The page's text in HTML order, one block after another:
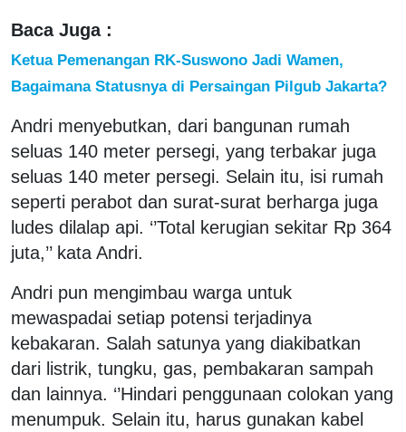
Baca Juga :
Ketua Pemenangan RK-Suswono Jadi Wamen,
Bagaimana Statusnya di Persaingan Pilgub Jakarta?
Andri menyebutkan, dari bangunan rumah
seluas 140 meter persegi, yang terbakar juga
seluas 140 meter persegi. Selain itu, isi rumah
seperti perabot dan surat-surat berharga juga
ludes dilalap api. ‘’Total kerugian sekitar Rp 364
juta,’’ kata Andri.
Andri pun mengimbau warga untuk
mewaspadai setiap potensi terjadinya
kebakaran. Salah satunya yang diakibatkan
dari listrik, tungku, gas, pembakaran sampah
dan lainnya. ‘’Hindari penggunaan colokan yang
menumpuk. Selain itu, harus gunakan kabel